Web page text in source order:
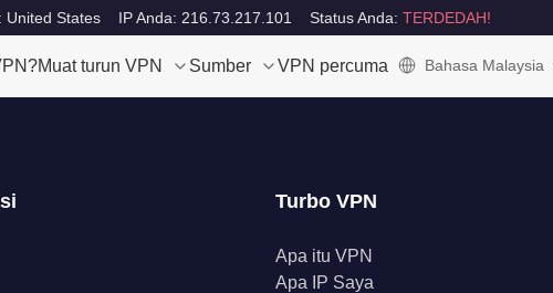
United States IP Anda: 216.73.217.101 Status Anda: TERDEDAH!
Muat turun VPN Sumber VPN percuma Bahasa Malaysia
Turbo VPN
Apa itu VPN
Apa IP Saya